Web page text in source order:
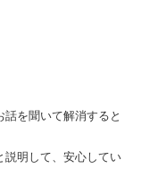
を聞いて解消すると
説明して、安心してい